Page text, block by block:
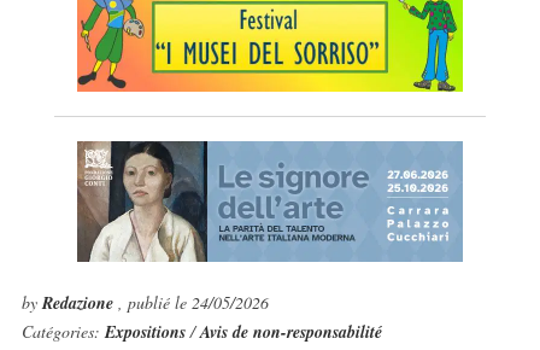
byRedazione , publié le 24/05/2026
Catégories:Expositions/Avis de non-responsabilité